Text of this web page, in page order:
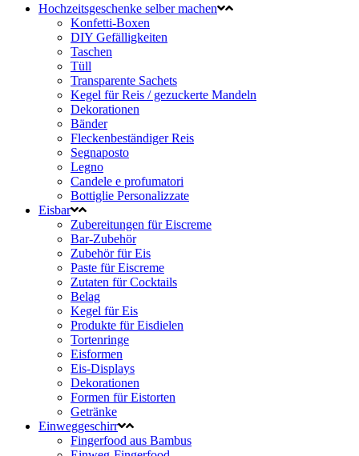
Hochzeitsgeschenke selber machen
Konfetti-Boxen
DIY Gefälligkeiten
Taschen
Tüll
Transparente Sachets
Kegel für Reis / gezuckerte Mandeln
Dekorationen
Bänder
Fleckenbeständiger Reis
Segnaposto
Legno
Candele e profumatori
Bottiglie Personalizzate
Eisbar
Zubereitungen für Eiscreme
Bar-Zubehör
Zubehör für Eis
Paste für Eiscreme
Zutaten für Cocktails
Belag
Kegel für Eis
Produkte für Eisdielen
Tortenringe
Eisformen
Eis-Displays
Dekorationen
Formen für Eistorten
Getränke
Einweggeschirr
Fingerfood aus Bambus